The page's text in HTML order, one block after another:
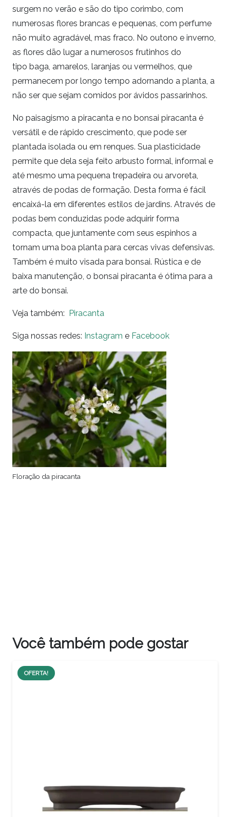
surgem no verão e são do tipo corimbo, com
numerosas flores brancas e pequenas, com perfume
não muito agradável, mas fraco. No outono e inverno,
as flores dão lugar a numerosos frutinhos do
tipo baga, amarelos, laranjas ou vermelhos, que
permanecem por longo tempo adornando a planta, a
não ser que sejam comidos por ávidos passarinhos.
No paisagismo a piracanta e no bonsai piracanta é
versátil e de rápido crescimento, que pode ser
plantada isolada ou em renques. Sua plasticidade
permite que dela seja feito arbusto formal, informal e
até mesmo uma pequena trepadeira ou arvoreta,
através de podas de formação. Desta forma é fácil
encaixá-la em diferentes estilos de jardins. Através de
podas bem conduzidas pode adquirir forma
compacta, que juntamente com seus espinhos a
tornam uma boa planta para cercas vivas defensivas.
Também é muito visada para bonsai. Rústica e de
baixa manutenção, o bonsai piracanta é ótima para a
arte do bonsai.
Veja também: Piracanta
Siga nossas redes: Instagram e Facebook
Floração da piracanta
Você também pode gostar